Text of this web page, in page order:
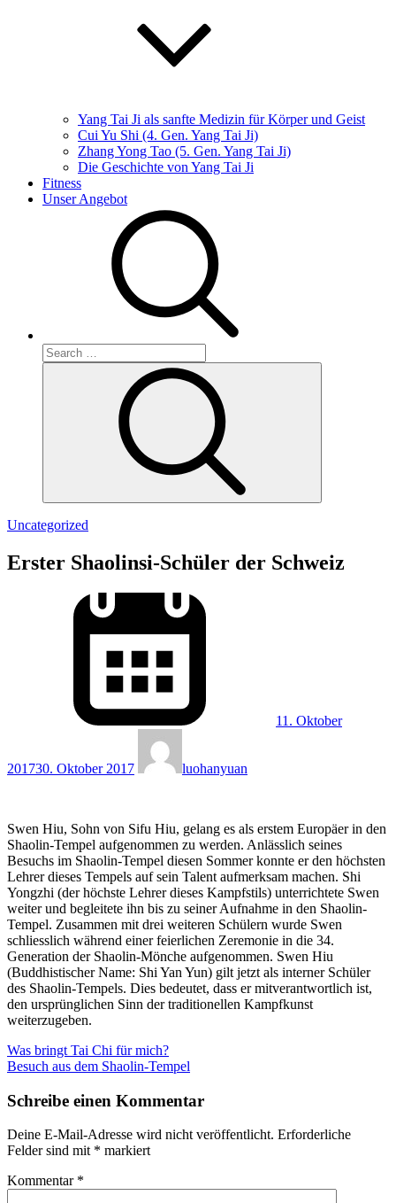
Yang Tai Ji als sanfte Medizin für Körper und Geist
Cui Yu Shi (4. Gen. Yang Tai Ji)
Zhang Yong Tao (5. Gen. Yang Tai Ji)
Die Geschichte von Yang Tai Ji
Fitness
Unser Angebot
Search
for:
Uncategorized
Erster Shaolinsi-Schüler der Schweiz
11. Oktober
201730. Oktober 2017 luohanyuan
Swen Hiu, Sohn von Sifu Hiu, gelang es als erstem Europäer in den
Shaolin-Tempel aufgenommen zu werden. Anlässlich seines
Besuchs im Shaolin-Tempel diesen Sommer konnte er den höchsten
Lehrer dieses Tempels auf sein Talent aufmerksam machen. Shi
Yongzhi (der höchste Lehrer dieses Kampfstils) unterrichtete Swen
weiter und begleitete ihn bis zu seiner Aufnahme in den Shaolin-
Tempel. Zusammen mit drei weiteren Schülern wurde Swen
schliesslich während einer feierlichen Zeremonie in die 34.
Generation der Shaolin-Mönche aufgenommen. Swen Hiu
(Buddhistischer Name: Shi Yan Yun) gilt jetzt als interner Schüler
des Shaolin-Tempels. Dies bedeutet, dass er mitverantwortlich ist,
den ursprünglichen Sinn der traditionellen Kampfkunst
weiterzugeben.
Beitragsnavigation
Was bringt Tai Chi für mich?
Besuch aus dem Shaolin-Tempel
Schreibe einen Kommentar
Deine E-Mail-Adresse wird nicht veröffentlicht. Erforderliche
Felder sind mit * markiert
Kommentar *